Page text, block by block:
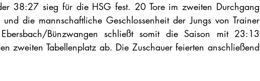
38:27 sieg für die HSG fest. 20 Tore im zweiten Durchgang
die mannschaftliche Geschlossenheit der Jungs von Trainer
Bünzwangen schließt somit die Saison mit 23:13
zweiten Tabellenplatz ab. Die Zuschauer feierten anschließend